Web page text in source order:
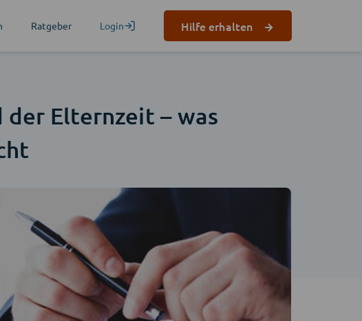
Ratgeber Login Hilfe erhalten
der Elternzeit – was